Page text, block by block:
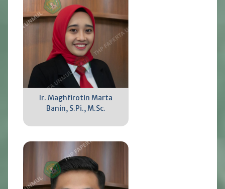
Ir. Maghfirotin Marta
Banin, S.Pi., M.Sc.